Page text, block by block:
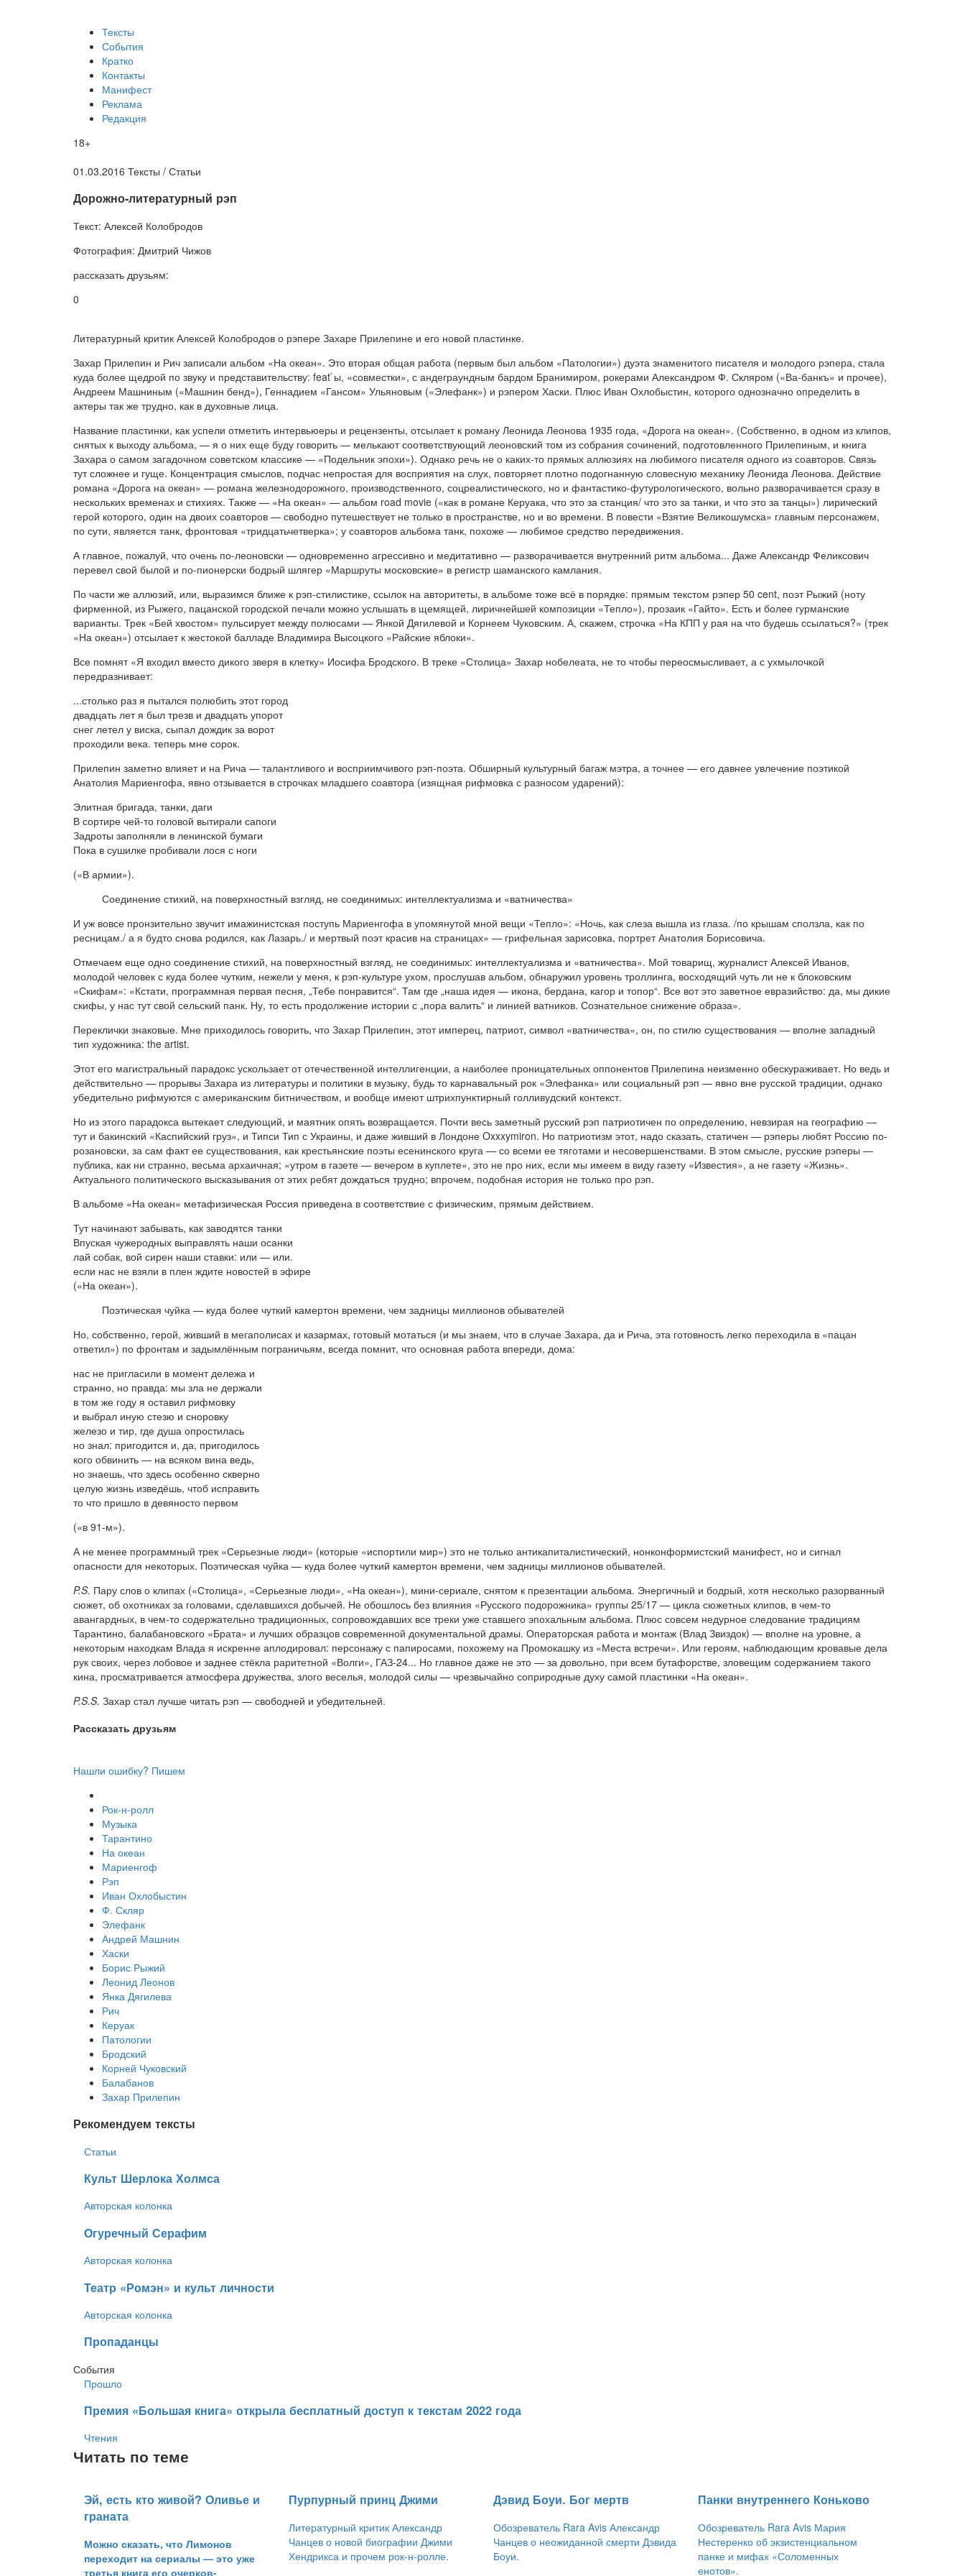
Тексты
События
Кратко
Контакты
Манифест
Реклама
Редакция
18+
01.03.2016 Тексты / Статьи
​Дорожно-литературный рэп
Текст: Алексей Колобродов
Фотография: Дмитрий Чижов
рассказать друзьям:
0
Литературный критик Алексей Колобродов о рэпере Захаре Прилепине и его новой пластинке.
Захар Прилепин и Рич записали альбом «На океан». Это вторая общая работа (первым был альбом «Патологии») дуэта знаменитого писателя и молодого рэпера, стала
куда более щедрой по звуку и представительству: feat`ы, «совместки», с андеграундным бардом Бранимиром, рокерами Александром Ф. Скляром («Ва-банкъ» и прочее),
Андреем Машниным («Машнин бенд»), Геннадием «Гансом» Ульяновым («Элефанк») и рэпером Хаски. Плюс Иван Охлобыстин, которого однозначно определить в
актеры так же трудно, как в духовные лица.
Название пластинки, как успели отметить интервьюеры и рецензенты, отсылает к роману Леонида Леонова 1935 года, «Дорога на океан». (Собственно, в одном из клипов,
снятых к выходу альбома, — я о них еще буду говорить — мелькают соответствующий леоновский том из собрания сочинений, подготовленного Прилепиным, и книга
Захара о самом загадочном советском классике — «Подельник эпохи»). Однако речь не о каких-то прямых аллюзиях на любимого писателя одного из соавторов. Связь
тут сложнее и гуще. Концентрация смыслов, подчас непростая для восприятия на слух, повторяет плотно подогнанную словесную механику Леонида Леонова. Действие
романа «Дорога на океан» — романа железнодорожного, производственного, соцреалистического, но и фантастико-футурологического, вольно разворачивается сразу в
нескольких временах и стихиях. Также — «На океан» — альбом road movie («как в романе Керуака, что это за станция/ что это за танки, и что это за танцы») лирический
герой которого, один на двоих соавторов — свободно путешествует не только в пространстве, но и во времени. В повести «Взятие Великошумска» главным персонажем,
по сути, является танк, фронтовая «тридцатьчетверка»; у соавторов альбома танк, похоже — любимое средство передвижения.
А главное, пожалуй, что очень по-леоновски — одновременно агрессивно и медитативно — разворачивается внутренний ритм альбома... Даже Александр Феликсович
перевел свой былой и по-пионерски бодрый шлягер «Маршруты московские» в регистр шаманского камлания.
По части же аллюзий, или, выразимся ближе к рэп-стилистике, ссылок на авторитеты, в альбоме тоже всё в порядке: прямым текстом рэпер 50 cent, поэт Рыжий (ноту
фирменной, из Рыжего, пацанской городской печали можно услышать в щемящей, лиричнейшей композиции «Тепло»), прозаик «Гайто». Есть и более гурманские
варианты. Трек «Бей хвостом» пульсирует между полюсами — Янкой Дягилевой и Корнеем Чуковским. А, скажем, строчка «На КПП у рая на что будешь ссылаться?» (трек
«На океан») отсылает к жестокой балладе Владимира Высоцкого «Райские яблоки».
Все помнят «Я входил вместо дикого зверя в клетку» Иосифа Бродского. В треке «Столица» Захар нобелеата, не то чтобы переосмысливает, а с ухмылочкой
передразнивает:
...столько раз я пытался полюбить этот город
двадцать лет я был трезв и двадцать упорот
снег летел у виска, сыпал дождик за ворот
проходили века. теперь мне сорок.
Прилепин заметно влияет и на Рича — талантливого и восприимчивого рэп-поэта. Обширный культурный багаж мэтра, а точнее — его давнее увлечение поэтикой
Анатолия Мариенгофа, явно отзывается в строчках младшего соавтора (изящная рифмовка с разносом ударений):
Элитная бригада, танки, даги
В сортире чей-то головой вытирали сапоги
Задроты заполняли в ленинской бумаги
Пока в сушилке пробивали лося с ноги
(«В армии»).
Соединение стихий, на поверхностный взгляд, не соединимых: интеллектуализма и «ватничества»
И уж вовсе пронзительно звучит имажинистская поступь Мариенгофа в упомянутой мной вещи «Тепло»: «Ночь, как слеза вышла из глаза. /по крышам сползла, как по
ресницам./ а я будто снова родился, как Лазарь./ и мертвый поэт красив на страницах» — грифельная зарисовка, портрет Анатолия Борисовича.
Отмечаем еще одно соединение стихий, на поверхностный взгляд, не соединимых: интеллектуализма и «ватничества». Мой товарищ, журналист Алексей Иванов,
молодой человек с куда более чутким, нежели у меня, к рэп-культуре ухом, прослушав альбом, обнаружил уровень троллинга, восходящий чуть ли не к блоковским
«Скифам»: «Кстати, программная первая песня, „Тебе понравится“. Там где „наша идея — икона, бердана, кагор и топор“. Все вот это заветное евразийство: да, мы дикие
скифы, у нас тут свой сельский панк. Ну, то есть продолжение истории с „пора валить“ и линией ватников. Сознательное снижение образа».
Переклички знаковые. Мне приходилось говорить, что Захар Прилепин, этот имперец, патриот, символ «ватничества», он, по стилю существования — вполне западный
тип художника: the artist.
Этот его магистральный парадокс ускользает от отечественной интеллигенции, а наиболее проницательных оппонентов Прилепина неизменно обескураживает. Но ведь и
действительно — прорывы Захара из литературы и политики в музыку, будь то карнавальный рок «Элефанка» или социальный рэп — явно вне русской традиции, однако
убедительно рифмуются с американским битничеством, и вообще имеют штрихпунктирный голливудский контекст.
Но из этого парадокса вытекает следующий, и маятник опять возвращается. Почти весь заметный русский рэп патриотичен по определению, невзирая на географию —
тут и бакинский «Каспийский груз», и Типси Тип с Украины, и даже живший в Лондоне Oxxxymiron. Но патриотизм этот, надо сказать, статичен — рэперы любят Россию по-
розановски, за сам факт ее существования, как крестьянские поэты есенинского круга — со всеми ее тяготами и несовершенствами. В этом смысле, русские рэперы —
публика, как ни странно, весьма архаичная; «утром в газете — вечером в куплете», это не про них, если мы имеем в виду газету «Известия», а не газету «Жизнь».
Актуального политического высказывания от этих ребят дождаться трудно; впрочем, подобная история не только про рэп.
В альбоме «На океан» метафизическая Россия приведена в соответствие с физическим, прямым действием.
Тут начинают забывать, как заводятся танки
Впуская чужеродных выправлять наши осанки
лай собак, вой сирен наши ставки: или — или.
если нас не взяли в плен ждите новостей в эфире
(«На океан»).
Поэтическая чуйка — куда более чуткий камертон времени, чем задницы миллионов обывателей
Но, собственно, герой, живший в мегаполисах и казармах, готовый мотаться (и мы знаем, что в случае Захара, да и Рича, эта готовность легко переходила в «пацан
ответил») по фронтам и задымлённым пограничьям, всегда помнит, что основная работа впереди, дома:
нас не пригласили в момент дележа и
странно, но правда: мы зла не держали
в том же году я оставил рифмовку
и выбрал иную стезю и сноровку
железо и тир, где душа опростилась
но знал: пригодится и, да, пригодилось
кого обвинить — на всяком вина ведь,
но знаешь, что здесь особенно скверно
целую жизнь изведёшь, чтоб исправить
то что пришло в девяносто первом
(«в 91-м»).
А не менее программный трек «Серьезные люди» (которые «испортили мир») это не только антикапиталистический, нонконформистский манифест, но и сигнал
опасности для некоторых. Поэтическая чуйка — куда более чуткий камертон времени, чем задницы миллионов обывателей.
P.S. Пару слов о клипах («Столица», «Серьезные люди», «На океан»), мини-сериале, снятом к презентации альбома. Энергичный и бодрый, хотя несколько разорванный
сюжет, об охотниках за головами, сделавшихся добычей. Не обошлось без влияния «Русского подорожника» группы 25/17 — цикла сюжетных клипов, в чем-то
авангардных, в чем-то содержательно традиционных, сопровождавших все треки уже ставшего эпохальным альбома. Плюс совсем недурное следование традициям
Тарантино, балабановского «Брата» и лучших образцов современной документальной драмы. Операторская работа и монтаж (Влад Звиздок) — вполне на уровне, а
некоторым находкам Влада я искренне аплодировал: персонажу с папиросами, похожему на Промокашку из «Места встречи». Или героям, наблюдающим кровавые дела
рук своих, через лобовое и заднее стёкла раритетной «Волги», ГАЗ-24... Но главное даже не это — за довольно, при всем бутафорстве, зловещим содержанием такого
кина, просматривается атмосфера дружества, злого веселья, молодой силы — чрезвычайно соприродные духу самой пластинки «На океан».
P.S.S. Захар стал лучше читать рэп — свободней и убедительней.
Рассказать друзьям
Нашли ошибку? Пишем
Рок-н-ролл
Музыка
Тарантино
На океан
Мариенгоф
Рэп
Иван Охлобыстин
Ф. Скляр
Элефанк
Андрей Машнин
Хаски
Борис Рыжий
Леонид Леонов
Янка Дягилева
Рич
Керуак
Патологии
Бродский
Корней Чуковский
Балабанов
Захар Прилепин
Рекомендуем тексты
Статьи
Культ Шерлока Холмса
Авторская колонка
​Огуречный Серафим
Авторская колонка
​Театр «Ромэн» и культ личности
Авторская колонка
​Пропаданцы
События
Прошло
​Премия «Большая книга» открыла бесплатный доступ к текстам 2022 года
Чтения
Читать по теме
Эй, есть кто живой? Оливье и
граната
Можно сказать, что Лимонов
переходит на сериалы — это уже
третья книга его очерков-
Пурпурный принц Джими
Литературный критик Александр
Чанцев о новой биографии Джими
Хендрикса и прочем рок-н-ролле.
Дэвид Боуи. Бог мертв
Обозреватель Rara Avis Александр
Чанцев о неожиданной смерти Дэвида
Боуи.
​Панки внутреннего Коньково
Обозреватель Rara Avis Мария
Нестеренко об экзистенциальном
панке и мифах «Соломенных
енотов».